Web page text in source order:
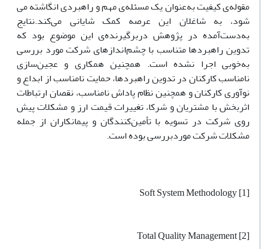
مقوله­‌ی کیفیت به‌عنوان یک مسئله­‌ی مهم و راهبردی انگاشته می­‌
شود، به شاغلان این عرصه کمک شایانی می­‌کند.نتایج
به‌دست‌آمده در پژوهش دربرگیرنده­‌ی این موضوع بود که
تدوین راهبردها متناسب با چشم‌­اندازهای شرکت مورد بررسی
به­‌خوبی اجرا نشده است. هم­چنین همکاری و عجین‌­سازی
نامناسب کارکنان در تدوین راهبردها، حمایت­ نامناسب از ابداع و
نوآوری کارکنان و هم­چنین نظام پاداش نامناسب، نقصان ارتباطات
اثربخش با مشتریان و شرکا، تغییرات قیمت ارز و مشکلات پیش
روی شرکت در تسویه با تأمین‌کنندگان و پیمانکاران از جمله
مشکلات شرکت موردبررسی بوده است.
[1] Soft System Methodology
[2] Total Quality Management